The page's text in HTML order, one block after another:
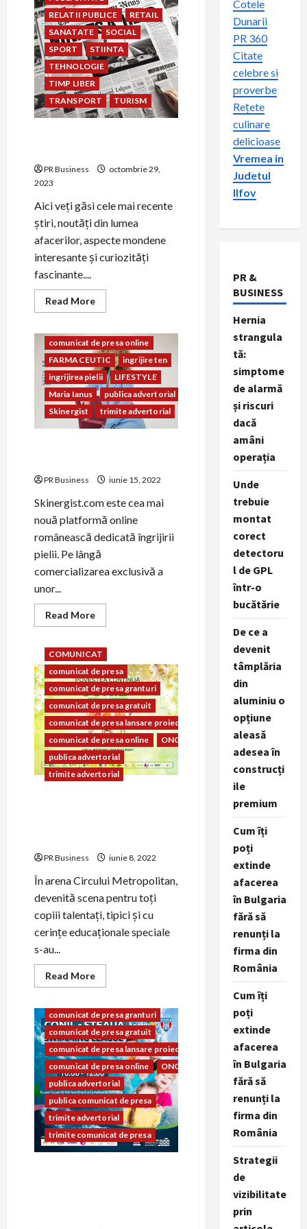
RELATII PUBLICE
RETAIL
SANATATE
SOCIAL
SPORT
STIINTA
TEHNOLOGIE
TIMP LIBER
TRANSPORT
TURISM
PR Business
octombrie 29,
2023
Aici veți găsi cele mai recente
știri, noutăți din lumea
afacerilor, aspecte mondene
interesante și curiozități
fascinante....
Read MoreRead
more
–
Sursa
de
Știri
Online
România
advertorial
advertorial seo
Beauty
BUSINESS
COMUNICAT
comunicat de presa
comunicat de presa granturi
comunicat de presa online
FARMACEUTIC
ingrijire ten
ingrijirea pielii
LIFESTYLE
Maria Ianus
publica advertorial
Skinergist
trimite advertorial
PR Business iunie 15, 2022
Skinergist.com este cea mai
nouă platformă online
românească dedicată îngrijirii
pielii. Pe lângă
comercializarea exclusivă a
unor...
Read MoreRead
more
–
îngrijirea
pielii
este
îngrijirea
de
sine
COMUNICAT
comunicat de presa
comunicat de presa granturi
comunicat de presa gratuit
comunicat de presa lansare proiect
comunicat de presa online
ONG
publica advertorial
trimite advertorial
PR Business iunie 8, 2022
În arena Circului Metropolitan,
devenită scena pentru toți
copiii talentați, tipici și cu
cerințe educaționale speciale
s-au...
Read MoreRead
more
Fest,
a
fost
cu
adevarat
un
spectacol
pentru
intreaga
familie!
advertorial
advertorial seo
COMUNICAT
comunicat de presa granturi
comunicat de presa gratuit
comunicat de presa lansare proiect
comunicat de presa online
ONG
publica advertorial
publica comunicat de presa
trimite advertorial
trimite comunicat de presa
Cotele
Dunarii
PR 360
Citate
celebre si
proverbe
Rețete
culinare
delicioase
Vremea in
Judetul
Ilfov
PR &
BUSINESS
Hernia
strangula
tă:
simptome
de alarmă
și riscuri
dacă
amâni
operația
Unde
trebuie
montat
corect
detectoru
l de GPL
într-o
bucătărie
De ce a
devenit
tâmplăria
din
aluminiu o
opțiune
aleasă
adesea în
construcți
ile
premium
Cum îți
poți
extinde
afacerea
în Bulgaria
fără să
renunți la
firma din
România
Cum îți
poți
extinde
afacerea
în Bulgaria
fără să
renunți la
firma din
România
Strategii
de
vizibilitate
prin